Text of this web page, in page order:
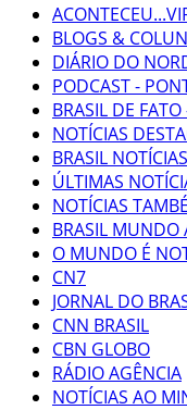
BLOGS &
DIÁRIO DO
PODCAST -
BRASIL DE
NOTÍCIAS
BRASIL NOTÍCIAS
ÚLTIMAS
NOTÍCIAS
BRASIL MUNDO
O MUNDO É
CN7
JORNAL DO
CNN BRASIL
CBN GLOBO
RÁDIO AGÊNCIA
NOTÍCIAS AO